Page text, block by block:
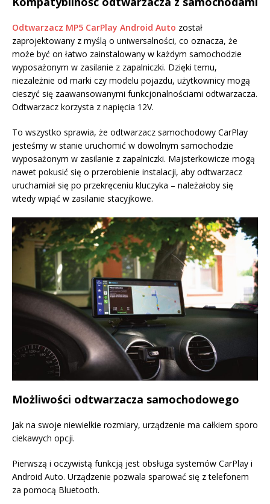
Odtwarzacz MP5 CarPlay Android Auto został
zaprojektowany z myślą o uniwersalności, co oznacza, że
może być on łatwo zainstalowany w każdym samochodzie
wyposażonym w zasilanie z zapalniczki. Dzięki temu,
niezależnie od marki czy modelu pojazdu, użytkownicy mogą
cieszyć się zaawansowanymi funkcjonalnościami odtwarzacza.
Odtwarzacz korzysta z napięcia 12V.
To wszystko sprawia, że odtwarzacz samochodowy CarPlay
jesteśmy w stanie uruchomić w dowolnym samochodzie
wyposażonym w zasilanie z zapalniczki. Majsterkowicze mogą
nawet pokusić się o przerobienie instalacji, aby odtwarzacz
uruchamiał się po przekręceniu kluczyka – należałoby się
wtedy wpiąć w zasilanie stacyjkowe.
Możliwości odtwarzacza samochodowego
Jak na swoje niewielkie rozmiary, urządzenie ma całkiem sporo
ciekawych opcji.
Pierwszą i oczywistą funkcją jest obsługa systemów CarPlay i
Android Auto. Urządzenie pozwala sparować się z telefonem
za pomocą Bluetooth.